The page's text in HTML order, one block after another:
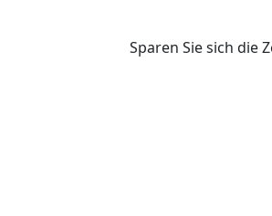
Sparen Sie sich die